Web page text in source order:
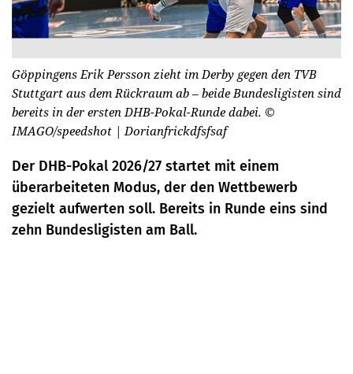
Göppingens Erik Persson zieht im Derby gegen den TVB
Stuttgart aus dem Rückraum ab – beide Bundesligisten sind
bereits in der ersten DHB-Pokal-Runde dabei. ©
IMAGO/speedshot | Dorianfrickdfsfsaf
Der DHB-Pokal 2026/27 startet mit einem
überarbeiteten Modus, der den Wettbewerb
gezielt aufwerten soll. Bereits in Runde eins sind
zehn Bundesligisten am Ball.